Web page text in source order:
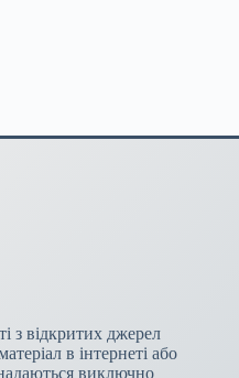
з відкритих джерел
в інтернеті або
надаються виключно